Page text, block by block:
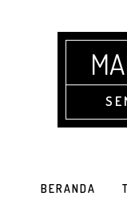
BERANDA